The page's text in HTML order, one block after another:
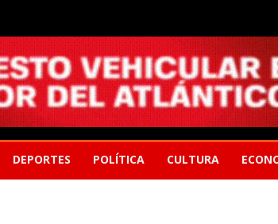
DEPORTES POLÍTICA CULTURA